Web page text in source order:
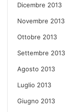
Dicembre 2013
Novembre 2013
Ottobre 2013
Settembre 2013
Agosto 2013
Luglio 2013
Giugno 2013